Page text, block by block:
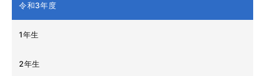
令和3年度
1年生
2年生